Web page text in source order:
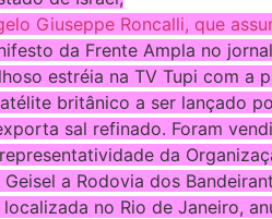
Giuseppe Roncalli, que
da Frente Ampla no
estréia na TV Tupi com
britânico a ser lançado
sal refinado. Foram
da
a Rodovia dos
no Rio de Janeiro,